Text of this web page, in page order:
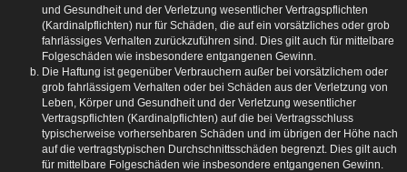
und Gesundheit und der Verletzung wesentlicher Vertragspflichten
(Kardinalpflichten) nur für Schäden, die auf ein vorsätzliches oder grob
fahrlässiges Verhalten zurückzuführen sind. Dies gilt auch für mittelbare
Folgeschäden wie insbesondere entgangenen Gewinn.
Die Haftung ist gegenüber Verbrauchern außer bei vorsätzlichem oder
grob fahrlässigem Verhalten oder bei Schäden aus der Verletzung von
Leben, Körper und Gesundheit und der Verletzung wesentlicher
Vertragspflichten (Kardinalpflichten) auf die bei Vertragsschluss
typischerweise vorhersehbaren Schäden und im übrigen der Höhe nach
auf die vertragstypischen Durchschnittsschäden begrenzt. Dies gilt auch
für mittelbare Folgeschäden wie insbesondere entgangenen Gewinn.